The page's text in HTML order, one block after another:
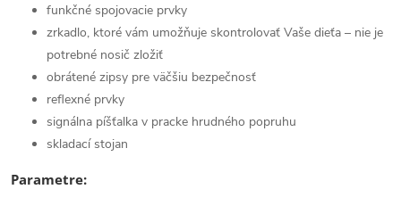
funkčné spojovacie prvky
zrkadlo, ktoré vám umožňuje skontrolovať Vaše dieťa – nie je
potrebné nosič zložiť
obrátené zipsy pre väčšiu bezpečnosť
reflexné prvky
signálna píšťalka v pracke hrudného popruhu
skladací stojan
Parametre: